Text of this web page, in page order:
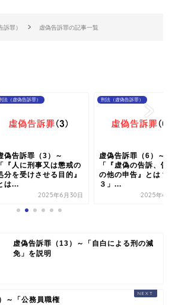
訴罪） 虚偽告訴罪の記事一覧
法（虚偽告訴罪）
偽告訴罪（3）～
「『人に刑事又は懲戒の
分を受けさせる目的』
は...
2025年6月30日
刑法（虚偽告訴罪）
虚偽告訴罪（6）～
「『虚偽の告訴、告
の他の申告』とは？
３」...
2025年6
虚偽告訴罪（13）～「自白による刑の減
免」を説明
～「公務員職権